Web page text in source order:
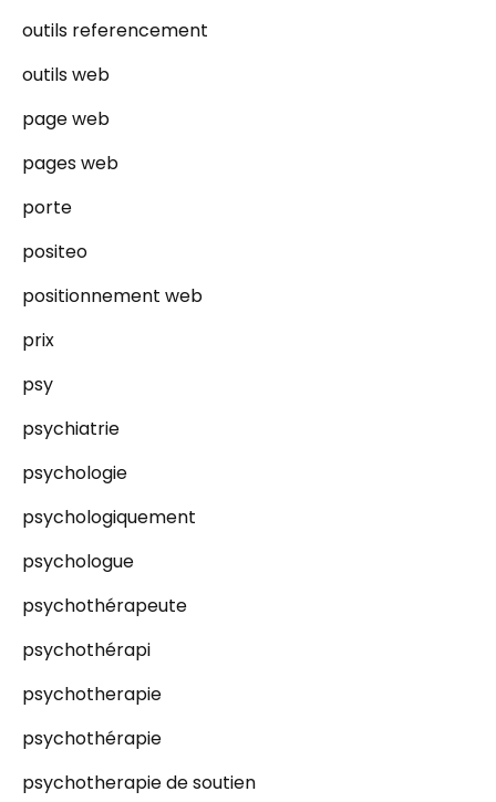
outils referencement
outils web
page web
pages web
porte
positeo
positionnement web
prix
psy
psychiatrie
psychologie
psychologiquement
psychologue
psychothérapeute
psychothérapi
psychotherapie
psychothérapie
psychotherapie de soutien